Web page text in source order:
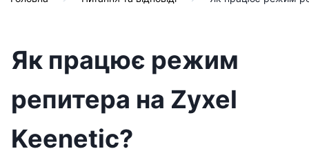
Як працює режим
репитера на Zyxel
Keenetic?